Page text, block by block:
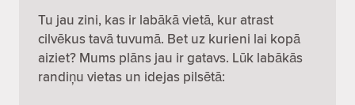
Tu jau zini, kas ir labākā vietā, kur atrast
cilvēkus tavā tuvumā. Bet uz kurieni lai kopā
aiziet? Mums plāns jau ir gatavs. Lūk labākās
randiņu vietas un idejas pilsētā: